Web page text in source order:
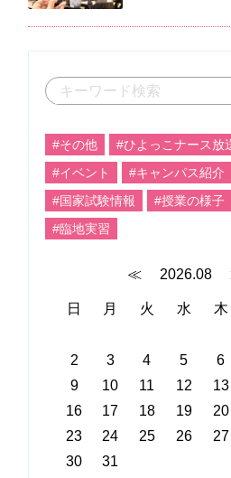
#その他
#ひよっこナース放
#イベント
#キャンパス紹介
#国家試験情報
#授業の様子
#臨地実習
≪ 2026.08
日 月 火 水 木
2
3 4 5 6
9
10 11 12 13
16
17 18 19 20
23
24 25 26 27
30
31